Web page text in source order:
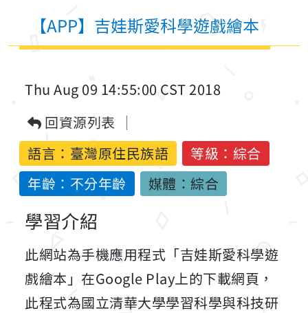
【APP】吉娃斯愛科學遊戲繪本
Thu Aug 09 14:55:00 CST 2018
回資源列表
語言： 臺灣原住民族語
等級：綜合
年齡：不分年齡
媒體：綜合
學習介紹
此網站為手機應用程式「吉娃斯愛科學遊
戲繪本」在Google Play上的下載網頁，
此程式為國立清華大學學習科學與科技研